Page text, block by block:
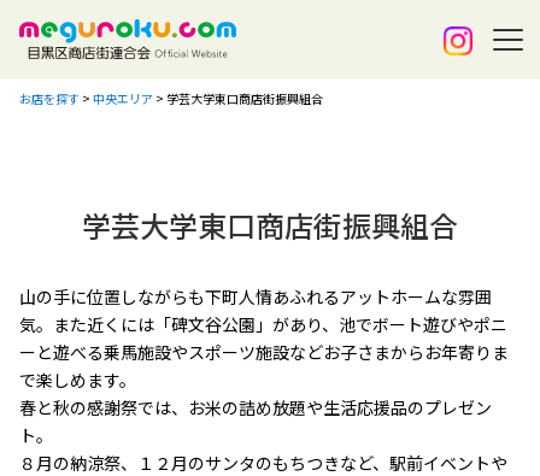
お店を探す > 中央エリア > 学芸大学東口商店街振興組合
学芸大学東口商店街振興組合
山の手に位置しながらも下町人情あふれるアットホームな雰囲
気。また近くには「碑文谷公園」があり、池でボート遊びやポニ
ーと遊べる乗馬施設やスポーツ施設などお子さまからお年寄りま
で楽しめます。
春と秋の感謝祭では、お米の詰め放題や生活応援品のプレゼン
ト。
８月の納涼祭、１２月のサンタのもちつきなど、駅前イベントや